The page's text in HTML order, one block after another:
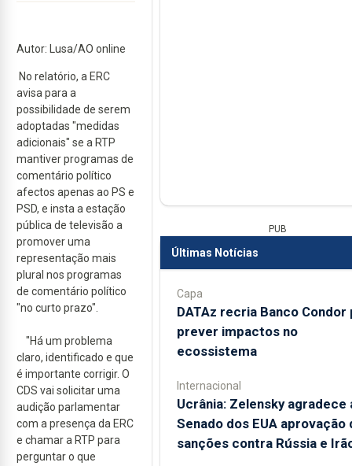
Autor: Lusa/AO online
No relatório, a ERC
avisa para a
possibilidade de serem
adoptadas "medidas
adicionais" se a RTP
mantiver programas de
comentário político
afectos apenas ao PS e
PSD, e insta a estação
pública de televisão a
promover uma
representação mais
plural nos programas
de comentário político
"no curto prazo".
"Há um problema
claro, identificado e que
é importante corrigir. O
CDS vai solicitar uma
audição parlamentar
com a presença da ERC
e chamar a RTP para
perguntar o que
PUB
Últimas Notícias
Capa
DATAz recria Banco Condor
prever impactos no
ecossistema
Internacional
Ucrânia: Zelensky agradece
Senado dos EUA aprovação
sanções contra Rússia e